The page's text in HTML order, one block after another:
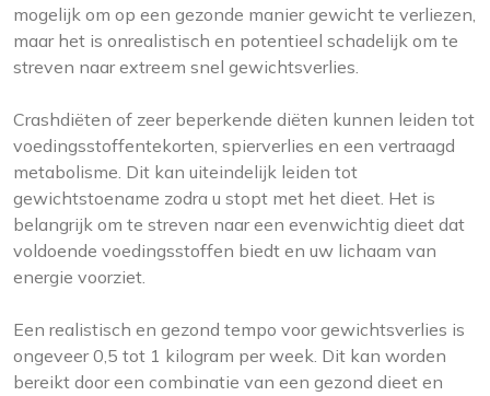
mogelijk om op een gezonde manier gewicht te verliezen,
maar het is onrealistisch en potentieel schadelijk om te
streven naar extreem snel gewichtsverlies.
Crashdiëten of zeer beperkende diëten kunnen leiden tot
voedingsstoffentekorten, spierverlies en een vertraagd
metabolisme. Dit kan uiteindelijk leiden tot
gewichtstoename zodra u stopt met het dieet. Het is
belangrijk om te streven naar een evenwichtig dieet dat
voldoende voedingsstoffen biedt en uw lichaam van
energie voorziet.
Een realistisch en gezond tempo voor gewichtsverlies is
ongeveer 0,5 tot 1 kilogram per week. Dit kan worden
bereikt door een combinatie van een gezond dieet en